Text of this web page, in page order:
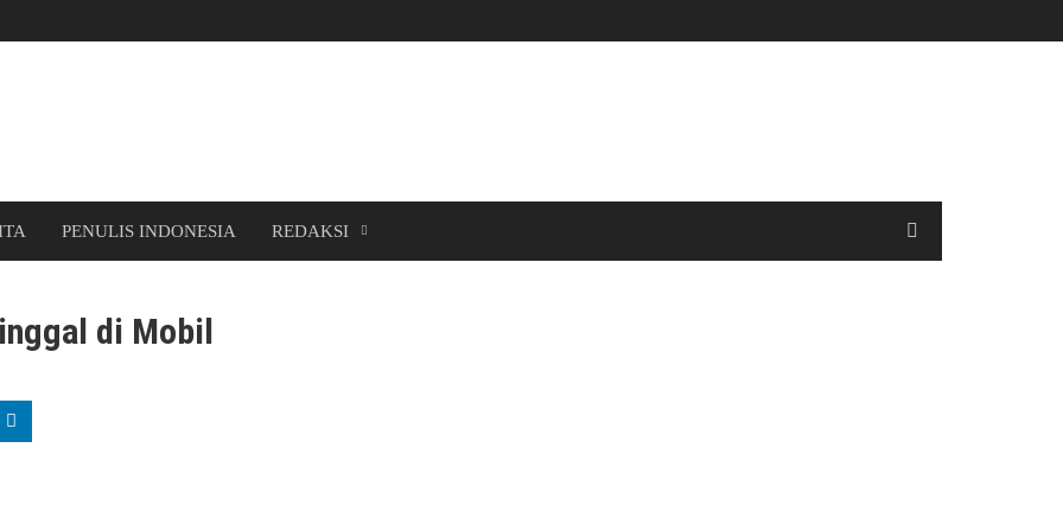
PENULIS INDONESIA REDAKSI
di Mobil